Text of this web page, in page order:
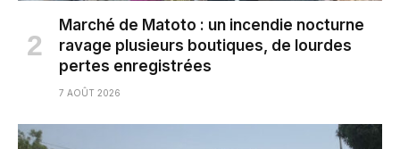
Marché de Matoto : un incendie nocturne
ravage plusieurs boutiques, de lourdes
pertes enregistrées
7 AOÛT 2026